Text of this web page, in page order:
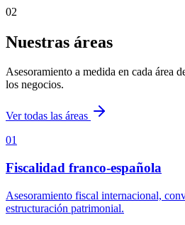
02
Nuestras áreas
Asesoramiento a medida en cada área
los negocios.
Ver todas las áreas
01
Fiscalidad franco-española
Asesoramiento fiscal internacional,
estructuración patrimonial.